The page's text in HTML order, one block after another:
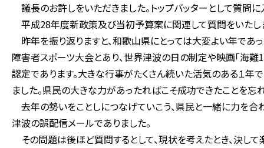
議長のお許しをいただきました。トップバッターとして質問に
平成28年度新政策及び当初予算案に関連して質問をいたし
昨年を振り返りますと、和歌山県にとっては大変よい年であ
障害者スポーツ大会とあり、世界津波の日の制定や映画「海難
認定であります。大きな行事がたくさん続いた活気のある１年
ました。県民の大きな力があったればこそ成功できたことを忘
去年の勢いをことしにつなげていこう、県民と一緒に力を合
津波の誤配信メールでありました。
その問題は後ほど質問するとして、現状を考えたとき、決し